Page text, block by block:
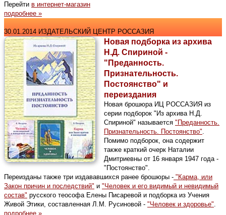
Перейти в интернет-магазин
подробнее »
30.01.2014 ИЗДАТЕЛЬСКИЙ ЦЕНТР РОССАЗИЯ
Новая подборка из архива
Н.Д. Спириной -
"Преданность.
Признательность.
Постоянство" и
переиздания
Новая брошюра ИЦ РОССАЗИЯ из
серии подборок "Из архива Н.Д.
Спириной" называется "Преданность.
Признательность. Постоянство".
Помимо подборок, она содержит
также краткий очерк Наталии
Дмитриевны от 16 января 1947 года -
"Постоянство".
Переизданы также три издававшихся ранее брошюры - "Карма, или
Закон причин и последствий" и "Человек и его видимый и невидимый
состав" русского теософа Елены Писаревой и подборка из Учения
Живой Этики, составленная Л.М. Русиновой - "Человек и здоровье".
подробнее »